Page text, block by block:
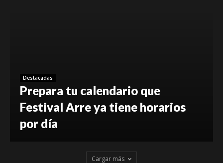
Destacadas
Prepara tu calendario que
Festival Arre ya tiene horarios
por día
Cargar más